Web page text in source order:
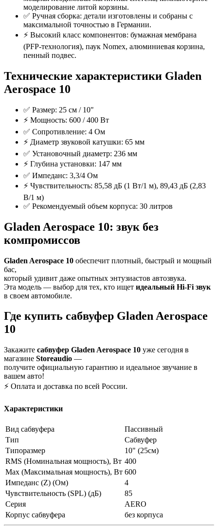
моделирование литой корзины.
✅ Ручная сборка: детали изготовлены и собраны с
максимальной точностью в Германии.
⚡️ Высокий класс компонентов: бумажная мембрана
(PFP-технология), паук Nomex, алюминиевая корзина,
пенный подвес.
Технические характеристики Gladen
Aerospace 10
✅ Размер: 25 см / 10"
⚡️ Мощность: 600 / 400 Вт
✅ Сопротивление: 4 Ом
⚡️ Диаметр звуковой катушки: 65 мм
✅ Установочный диаметр: 236 мм
⚡️ Глубина установки: 147 мм
✅ Импеданс: 3,3/4 Ом
⚡️ Чувствительность: 85,58 дБ (1 Вт/1 м), 89,43 дБ (2,83
В/1 м)
✅ Рекомендуемый объем корпуса: 30 литров
Gladen Aerospace 10: звук без
компромиссов
Gladen Aerospace 10 обеспечит плотный, быстрый и мощный
бас,
который удивит даже опытных энтузиастов автозвука.
Эта модель — выбор для тех, кто ищет идеальный Hi-Fi звук
в своем автомобиле.
Где купить сабвуфер Gladen Aerospace
10
Закажите сабвуфер Gladen Aerospace 10 уже сегодня в
магазине Storeaudio —
получите официальную гарантию и идеальное звучание в
вашем авто!
⚡️ Оплата и доставка по всей России.
Характеристики
Вид сабвуфера
Пассивный
Тип
Сабвуфер
Типоразмер
10" (25см)
RMS (Номинальная мощность), Вт 400
Max (Максимальная мощность), Вт 600
Импеданс (Z) (Ом)
4
Чувствительность (SPL) (дБ)
85
Серия
AERO
Корпус сабвуфера
без корпуса